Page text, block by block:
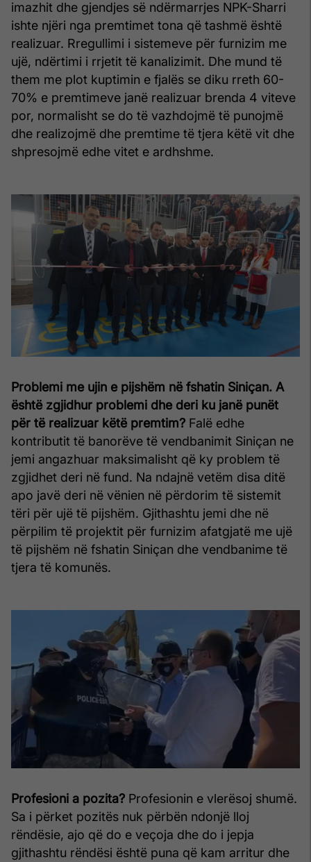
imazhit dhe gjendjes së ndërmarrjes NPK-Sharri
ishte njëri nga premtimet tona që tashmë është
realizuar. Rregullimi i sistemeve për furnizim me
ujë, ndërtimi i rrjetit të kanalizimit. Dhe mund të
them me plot kuptimin e fjalës se diku rreth 60-
70% e premtimeve janë realizuar brenda 4 viteve
por, normalisht se do të vazhdojmë të punojmë
dhe realizojmë dhe premtime të tjera këtë vit dhe
shpresojmë edhe vitet e ardhshme.
Problemi me ujin e pijshëm në fshatin Siniçan. A
është zgjidhur problemi dhe deri ku janë punët
për të realizuar këtë premtim? Falë edhe
kontributit të banorëve të vendbanimit Siniçan ne
jemi angazhuar maksimalisht që ky problem të
zgjidhet deri në fund. Na ndajnë vetëm disa ditë
apo javë deri në vënien në përdorim të sistemit
tëri për ujë të pijshëm. Gjithashtu jemi dhe në
përpilim të projektit për furnizim afatgjatë me ujë
të pijshëm në fshatin Siniçan dhe vendbanime të
tjera të komunës.
Profesioni a pozita? Profesionin e vlerësoj shumë.
Sa i përket pozitës nuk përbën ndonjë lloj
rëndësie, ajo që do e veçoja dhe do i jepja
gjithashtu rëndësi është puna që kam arritur dhe